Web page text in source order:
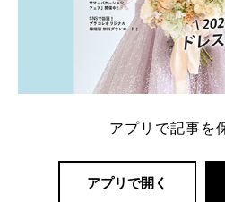
アプリで記事を
アプリで開く